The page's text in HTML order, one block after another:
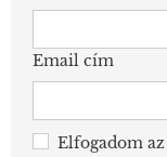
Email cím
Elfogadom az